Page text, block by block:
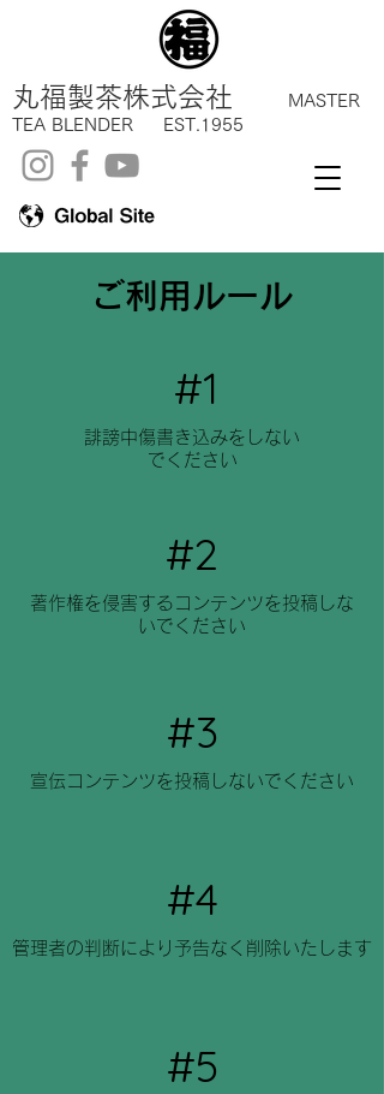
丸福製茶株式会社
MASTER
TEA BLENDER EST.1955
ご利用ルール
#1
​誹謗中傷書き込みをしない
でください
#2
著作権を侵害するコンテンツを投稿しな
いでください
#3
​宣伝コンテンツを投稿しないでください
#4
管理者の判断により予告なく削除いたします
#5